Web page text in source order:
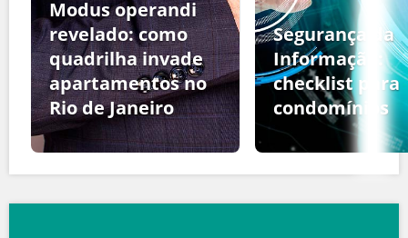
Modus operandi
revelado: como
quadrilha invade
apartamentos no
Rio de Janeiro
Segurança da
Informação:
checklist para
condomínios